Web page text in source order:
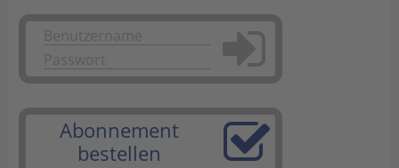
Anmelden
Abonnement
bestellen